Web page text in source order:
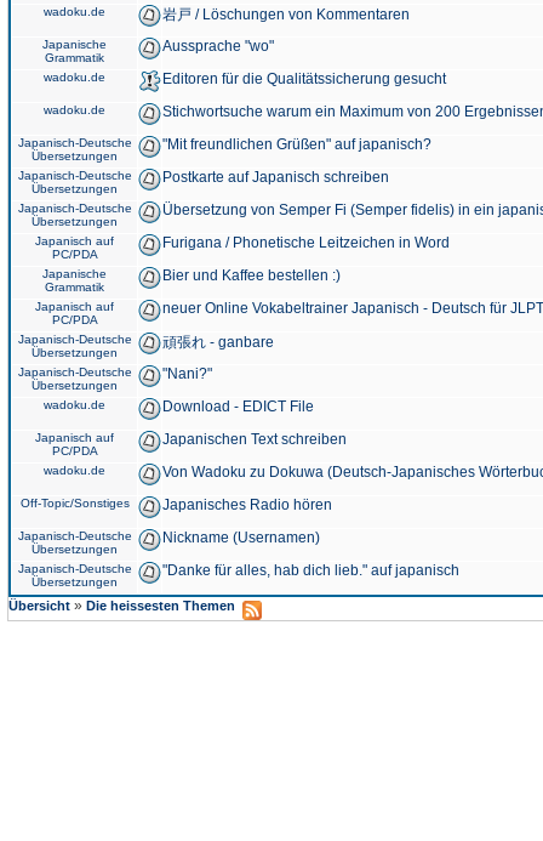
wadoku.de 岩戸 / Löschungen von Kommentaren
Japanische
Grammatik
Aussprache "wo"
wadoku.de Editoren für die Qualitätssicherung gesucht
wadoku.de Stichwortsuche warum ein Maximum von 200
Japanisch-Deutsche
Übersetzungen
"Mit freundlichen Grüßen" auf japanisch?
Japanisch-Deutsche
Übersetzungen
Postkarte auf Japanisch schreiben
Japanisch-Deutsche
Übersetzungen
Übersetzung von Semper Fi (Semper fidelis) in ein
Japanisch auf
PC/PDA
Furigana / Phonetische Leitzeichen in Word
Japanische
Grammatik
Bier und Kaffee bestellen :)
Japanisch auf
PC/PDA
neuer Online Vokabeltrainer Japanisch - Deutsch für
Japanisch-Deutsche
Übersetzungen
頑張れ - ganbare
Japanisch-Deutsche
Übersetzungen
"Nani?"
wadoku.de Download - EDICT File
Japanisch auf
PC/PDA
Japanischen Text schreiben
wadoku.de Von Wadoku zu Dokuwa (Deutsch-Japanisches
Off-Topic/Sonstiges Japanisches Radio hören
Japanisch-Deutsche
Übersetzungen
Nickname (Usernamen)
Japanisch-Deutsche
Übersetzungen
"Danke für alles, hab dich lieb." auf japanisch
Übersicht » Die heissesten Themen